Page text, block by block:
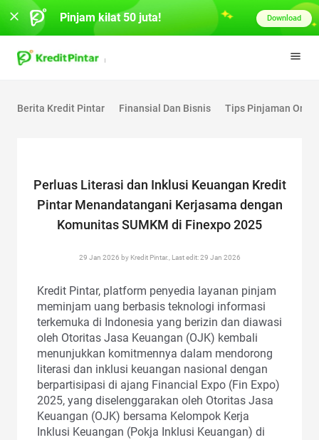
Berita Kredit Pintar Finansial Dan Bisnis Tips Pinjaman
Perluas Literasi dan Inklusi Keuangan Kredit
Pintar Menandatangani Kerjasama dengan
Komunitas SUMKM di Finexpo 2025
29 Jan 2026 by Kredit Pintar., Last edit: 29 Jan 2026
Kredit Pintar, platform penyedia layanan pinjam
meminjam uang berbasis teknologi informasi
terkemuka di Indonesia yang berizin dan diawasi
oleh Otoritas Jasa Keuangan (OJK) kembali
menunjukkan komitmennya dalam mendorong
literasi dan inklusi keuangan nasional dengan
berpartisipasi di ajang Financial Expo (Fin Expo)
2025, yang diselenggarakan oleh Otoritas Jasa
Keuangan (OJK) bersama Kelompok Kerja
Inklusi Keuangan (Pokja Inklusi Keuangan) di
Pinjam kilat 50 juta! Download